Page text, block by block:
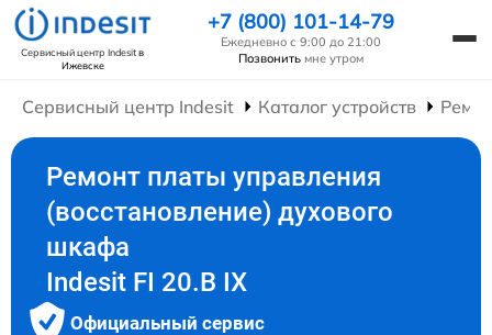
Сервисный центр Indesitв
Ижевске
+7 (800) 101-14-79
Ежедневно с 9:00 до 21:00
Позвонить мне утром
Сервисный центр Indesit Каталог устройств
Ремонт платы управления
(восстановление) духового
шкафа
Indesit FI 20.B IX
Официальный сервис